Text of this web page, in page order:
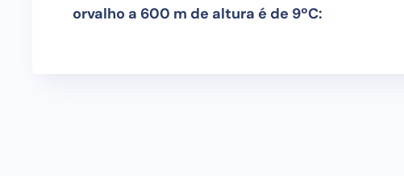
orvalho a 600 m de altura é de 9ºC: